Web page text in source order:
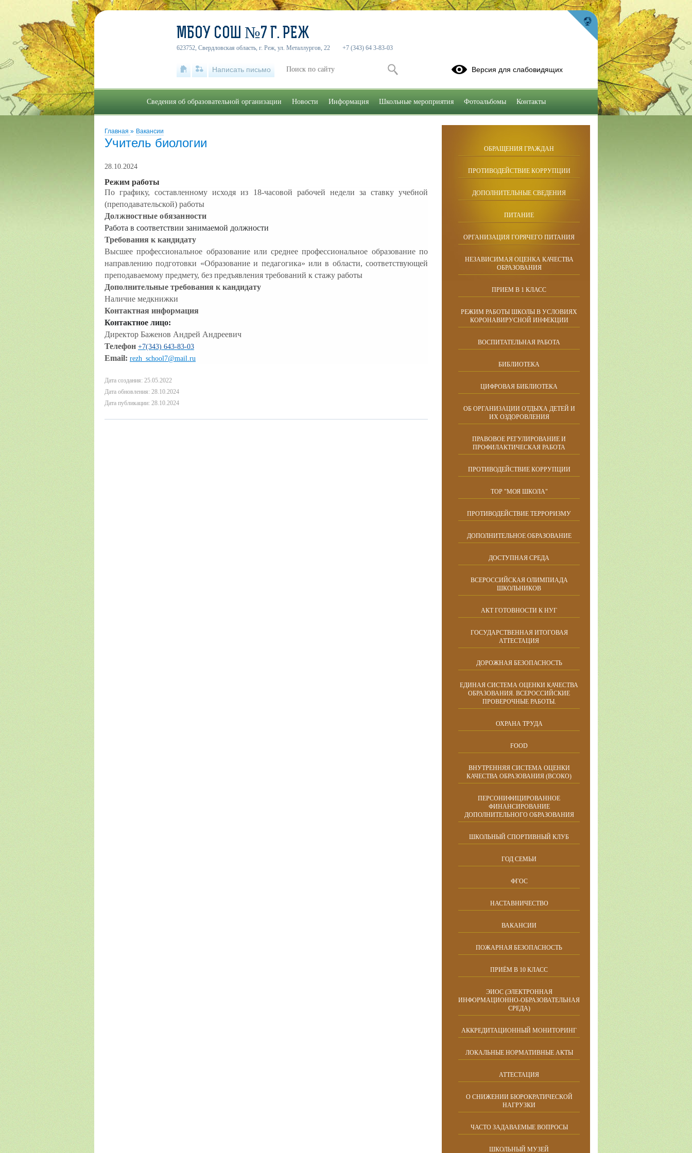
Главная » Вакансии
Учитель биологии
28.10.2024
Режим работы
По графику, составленному исходя из 18-часовой рабочей недели за ставку учебной
(преподавательской) работы
Должностные обязанности
Работа в соответствии занимаемой должности
Требования к кандидату
Высшее профессиональное образование или среднее профессиональное образование по
направлению подготовки «Образование и педагогика» или в области, соответствующей
преподаваемому предмету, без предъявления требований к стажу работы
Дополнительные требования к кандидату
Наличие медкнижки
Контактная информация
Контактное лицо:
Директор Баженов Андрей Андреевич
Телефон +7(343) 643-83-03
Email: rezh_school7@mail.ru
Дата создания: 25.05.2022
Дата обновления: 28.10.2024
Дата публикации: 28.10.2024
ОБРАЩЕНИЯ ГРАЖДАН
ПРОТИВОДЕЙСТВИЕ КОРРУПЦИИ
ДОПОЛНИТЕЛЬНЫЕ СВЕДЕНИЯ
ПИТАНИЕ
ОРГАНИЗАЦИЯ ГОРЯЧЕГО ПИТАНИЯ
НЕЗАВИСИМАЯ ОЦЕНКА КАЧЕСТВА
ОБРАЗОВАНИЯ
ПРИЕМ В 1 КЛАСС
РЕЖИМ РАБОТЫ ШКОЛЫ В УСЛОВИЯХ
КОРОНАВИРУСНОЙ ИНФЕКЦИИ
ВОСПИТАТЕЛЬНАЯ РАБОТА
БИБЛИОТЕКА
ЦИФРОВАЯ БИБЛИОТЕКА
ОБ ОРГАНИЗАЦИИ ОТДЫХА ДЕТЕЙ И
ИХ ОЗДОРОВЛЕНИЯ
ПРАВОВОЕ РЕГУЛИРОВАНИЕ И
ПРОФИЛАКТИЧЕСКАЯ РАБОТА
ПРОТИВОДЕЙСТВИЕ КОРРУПЦИИ
ТОР "МОЯ ШКОЛА"
ПРОТИВОДЕЙСТВИЕ ТЕРРОРИЗМУ
ДОПОЛНИТЕЛЬНОЕ ОБРАЗОВАНИЕ
ДОСТУПНАЯ СРЕДА
ВСЕРОССИЙСКАЯ ОЛИМПИАДА
ШКОЛЬНИКОВ
АКТ ГОТОВНОСТИ К НУГ
ГОСУДАРСТВЕННАЯ ИТОГОВАЯ
АТТЕСТАЦИЯ
ДОРОЖНАЯ БЕЗОПАСНОСТЬ
ЕДИНАЯ СИСТЕМА ОЦЕНКИ КАЧЕСТВА
ОБРАЗОВАНИЯ. ВСЕРОССИЙСКИЕ
ПРОВЕРОЧНЫЕ РАБОТЫ.
ОХРАНА ТРУДА
FOOD
ВНУТРЕННЯЯ СИСТЕМА ОЦЕНКИ
КАЧЕСТВА ОБРАЗОВАНИЯ (ВСОКО)
ПЕРСОНИФИЦИРОВАННОЕ
ФИНАНСИРОВАНИЕ
ДОПОЛНИТЕЛЬНОГО ОБРАЗОВАНИЯ
ШКОЛЬНЫЙ СПОРТИВНЫЙ КЛУБ
ГОД СЕМЬИ
ФГОС
НАСТАВНИЧЕСТВО
ВАКАНСИИ
ПОЖАРНАЯ БЕЗОПАСНОСТЬ
ПРИЁМ В 10 КЛАСС
ЭИОС (ЭЛЕКТРОННАЯ
ИНФОРМАЦИОННО-ОБРАЗОВАТЕЛЬНАЯ
СРЕДА)
АККРЕДИТАЦИОННЫЙ МОНИТОРИНГ
ЛОКАЛЬНЫЕ НОРМАТИВНЫЕ АКТЫ
АТТЕСТАЦИЯ
О СНИЖЕНИИ БЮРОКРАТИЧЕСКОЙ
НАГРУЗКИ
ЧАСТО ЗАДАВАЕМЫЕ ВОПРОСЫ
ШКОЛЬНЫЙ МУЗЕЙ
МБОУ СОШ №7 Г. РЕЖ
623752, Свердловская область, г. Реж, ул. Металлургов, 22 +7 (343) 64 3-83-03
Написать письмо Версия для слабовидящих
Сведения об образовательной организации Новости Информация Школьные мероприятия Фотоальбомы Контакты